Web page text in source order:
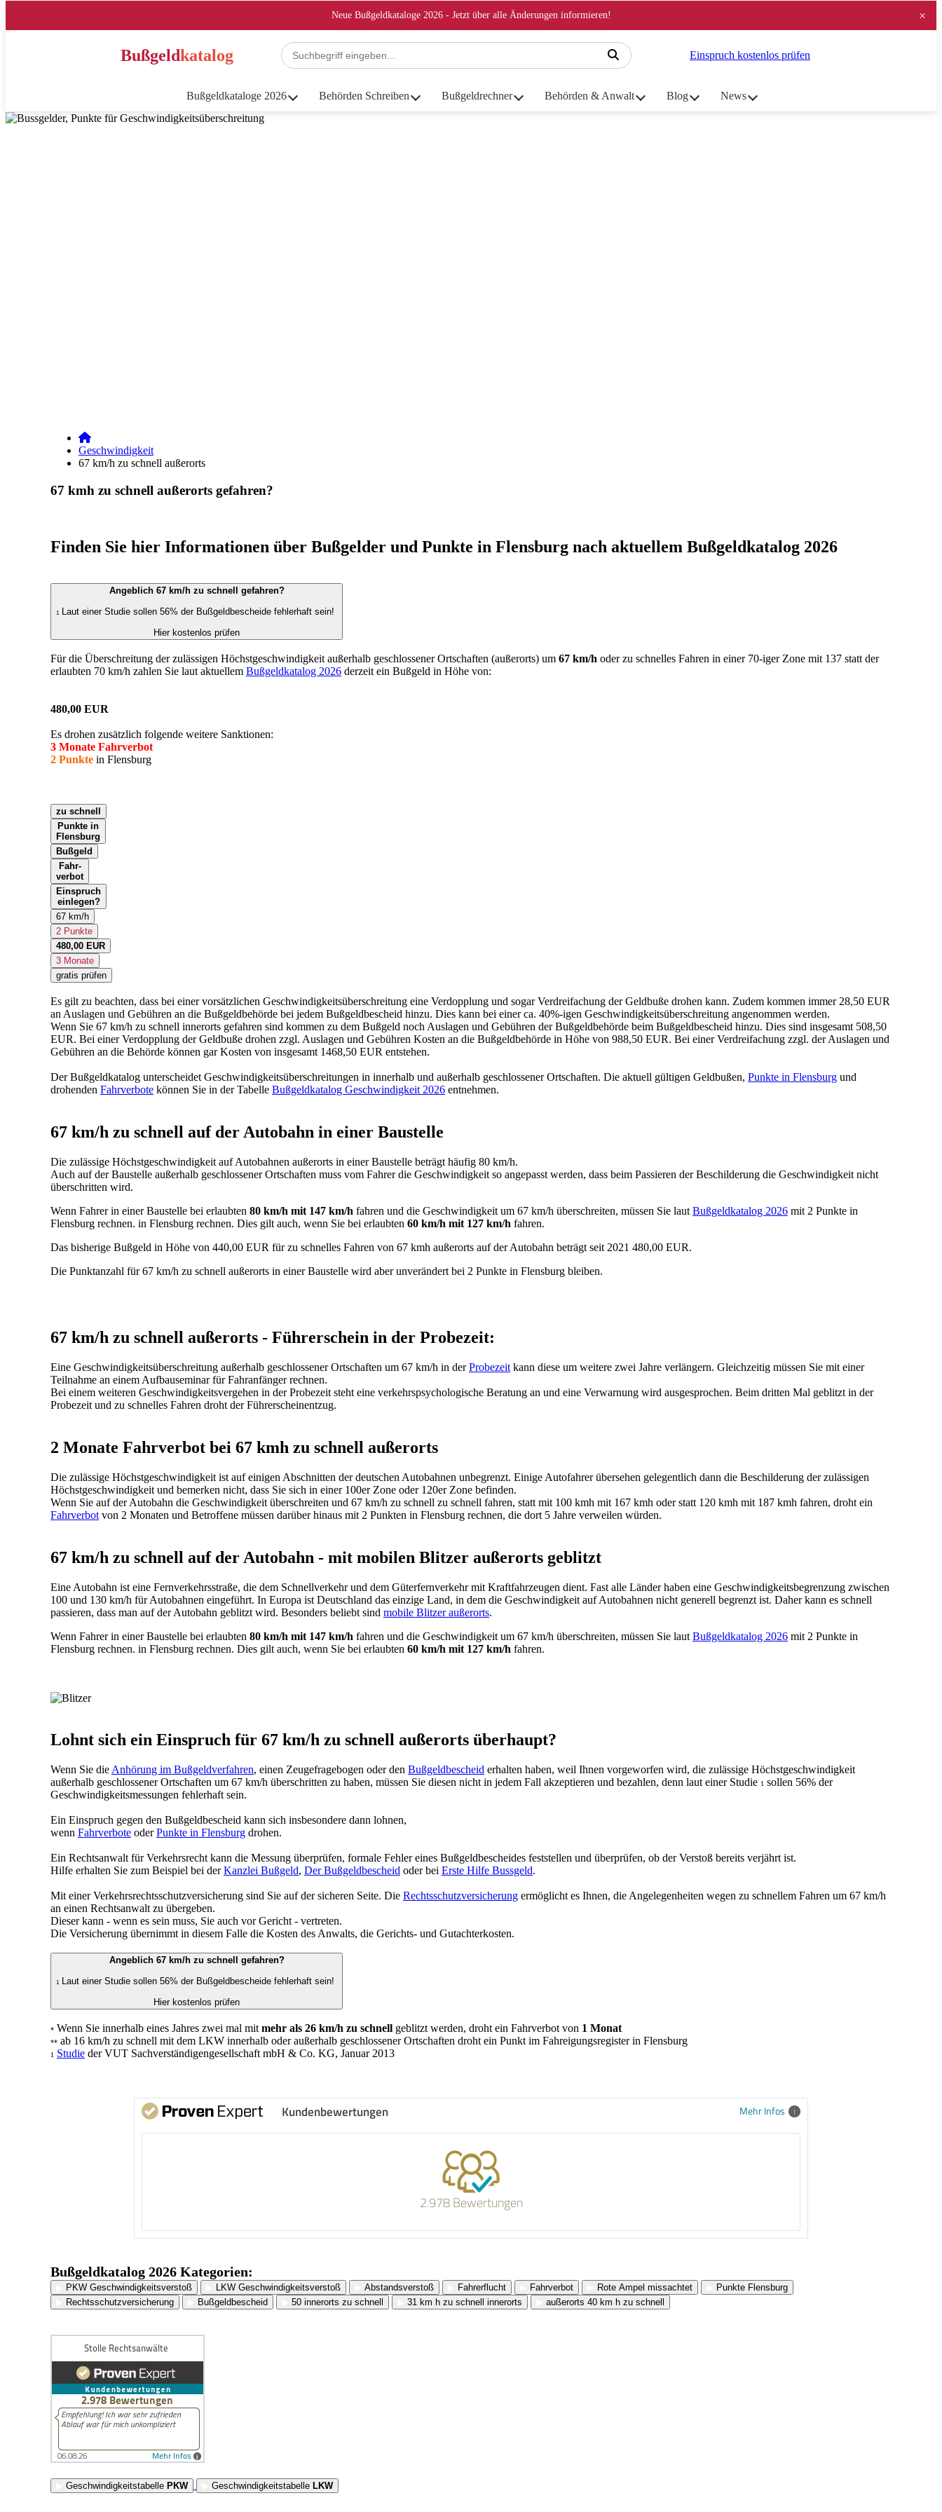
Neue Bußgeldkataloge 2026 - Jetzt über alle Änderungen informieren! ×
Bußgeldkatalog Einspruch kostenlos prüfen
Bußgeldkataloge 2026 Behörden Schreiben Bußgeldrechner Behörden & Anwalt Blog News
Geschwindigkeit
67 km/h zu schnell außerorts
67 kmh zu schnell außerorts gefahren?
Finden Sie hier Informationen über Bußgelder und Punkte in Flensburg nach aktuellem Bußgeldkatalog 2026
Angeblich 67 km/h zu schnell gefahren?
1
Laut einer Studie sollen 56% der Bußgeldbescheide fehlerhaft sein!
Hier kostenlos prüfen
Für die Überschreitung der zulässigen Höchstgeschwindigkeit außerhalb geschlossener Ortschaften (außerorts) um 67 km/h oder zu schnelles Fahren in einer 70-iger Zone mit 137 statt der
erlaubten 70 km/h zahlen Sie laut aktuellem Bußgeldkatalog 2026 derzeit ein Bußgeld in Höhe von:
480,00 EUR
Es drohen zusätzlich folgende weitere Sanktionen:
3 Monate Fahrverbot
2 Punkte in Flensburg
zu schnell
Punkte in
Flensburg
Bußgeld
Fahr-
verbot
Einspruch
einlegen?
67 km/h
2 Punkte
480,00 EUR
3 Monate
gratis prüfen
Es gilt zu beachten, dass bei einer vorsätzlichen Geschwindigkeitsüberschreitung eine Verdopplung und sogar Verdreifachung der Geldbuße drohen kann. Zudem kommen immer 28,50 EUR
an Auslagen und Gebühren an die Bußgeldbehörde bei jedem Bußgeldbescheid hinzu. Dies kann bei einer ca. 40%-igen Geschwindigkeitsüberschreitung angenommen werden.
Wenn Sie 67 km/h zu schnell innerorts gefahren sind kommen zu dem Bußgeld noch Auslagen und Gebühren der Bußgeldbehörde beim Bußgeldbescheid hinzu. Dies sind insgesamt 508,50
EUR. Bei einer Verdopplung der Geldbuße drohen zzgl. Auslagen und Gebühren Kosten an die Bußgeldbehörde in Höhe von 988,50 EUR. Bei einer Verdreifachung zzgl. der Auslagen und
Gebühren an die Behörde können gar Kosten von insgesamt 1468,50 EUR entstehen.
Der Bußgeldkatalog unterscheidet Geschwindigkeitsüberschreitungen in innerhalb und außerhalb geschlossener Ortschaften. Die aktuell gültigen Geldbußen, Punkte in Flensburg und
drohenden Fahrverbote können Sie in der Tabelle Bußgeldkatalog Geschwindigkeit 2026 entnehmen.
67 km/h zu schnell auf der Autobahn in einer Baustelle
Die zulässige Höchstgeschwindigkeit auf Autobahnen außerorts in einer Baustelle beträgt häufig 80 km/h.
Auch auf der Baustelle außerhalb geschlossener Ortschaften muss vom Fahrer die Geschwindigkeit so angepasst werden, dass beim Passieren der Beschilderung die Geschwindigkeit nicht
überschritten wird.
Wenn Fahrer in einer Baustelle bei erlaubten 80 km/h mit 147 km/h fahren und die Geschwindigkeit um 67 km/h überschreiten, müssen Sie laut Bußgeldkatalog 2026 mit 2 Punkte in
Flensburg rechnen. in Flensburg rechnen. Dies gilt auch, wenn Sie bei erlaubten 60 km/h mit 127 km/h fahren.
Das bisherige Bußgeld in Höhe von 440,00 EUR für zu schnelles Fahren von 67 kmh außerorts auf der Autobahn beträgt seit 2021 480,00 EUR.
Die Punktanzahl für 67 km/h zu schnell außerorts in einer Baustelle wird aber unverändert bei 2 Punkte in Flensburg bleiben.
67 km/h zu schnell außerorts - Führerschein in der Probezeit:
Eine Geschwindigkeitsüberschreitung außerhalb geschlossener Ortschaften um 67 km/h in derProbezeit kann diese um weitere zwei Jahre verlängern. Gleichzeitig müssen Sie mit einer
Teilnahme an einem Aufbauseminar für Fahranfänger rechnen.
Bei einem weiteren Geschwindigkeitsvergehen in der Probezeit steht eine verkehrspsychologische Beratung an und eine Verwarnung wird ausgesprochen. Beim dritten Mal geblitzt in der
Probezeit und zu schnelles Fahren droht der Führerscheinentzug.
2 Monate Fahrverbot bei 67 kmh zu schnell außerorts
Die zulässige Höchstgeschwindigkeit ist auf einigen Abschnitten der deutschen Autobahnen unbegrenzt. Einige Autofahrer übersehen gelegentlich dann die Beschilderung der zulässigen
Höchstgeschwindigkeit und bemerken nicht, dass Sie sich in einer 100er Zone oder 120er Zone befinden.
Wenn Sie auf der Autobahn die Geschwindigkeit überschreiten und 67 km/h zu schnell zu schnell fahren, statt mit 100 kmh mit 167 kmh oder statt 120 kmh mit 187 kmh fahren, droht ein
Fahrverbot von 2 Monaten und Betroffene müssen darüber hinaus mit 2 Punkten in Flensburg rechnen, die dort 5 Jahre verweilen würden.
67 km/h zu schnell auf der Autobahn - mit mobilen Blitzer außerorts geblitzt
Eine Autobahn ist eine Fernverkehrsstraße, die dem Schnellverkehr und dem Güterfernverkehr mit Kraftfahrzeugen dient. Fast alle Länder haben eine Geschwindigkeitsbegrenzung zwischen
100 und 130 km/h für Autobahnen eingeführt. In Europa ist Deutschland das einzige Land, in dem die Geschwindigkeit auf Autobahnen nicht generell begrenzt ist. Daher kann es schnell
passieren, dass man auf der Autobahn geblitzt wird. Besonders beliebt sind mobile Blitzer außerorts.
Wenn Fahrer in einer Baustelle bei erlaubten 80 km/h mit 147 km/h fahren und die Geschwindigkeit um 67 km/h überschreiten, müssen Sie laut Bußgeldkatalog 2026 mit 2 Punkte in
Flensburg rechnen. in Flensburg rechnen. Dies gilt auch, wenn Sie bei erlaubten 60 km/h mit 127 km/h fahren.
Lohnt sich ein Einspruch für 67 km/h zu schnell außerorts überhaupt?
Wenn Sie die Anhörung im Bußgeldverfahren, einen Zeugefragebogen oder den Bußgeldbescheid erhalten haben, weil Ihnen vorgeworfen wird, die zulässige Höchstgeschwindigkeit
außerhalb geschlossener Ortschaften um 67 km/h überschritten zu haben, müssen Sie diesen nicht in jedem Fall akzeptieren und bezahlen, denn laut einer Studie 1 sollen 56% der
Geschwindigkeitsmessungen fehlerhaft sein.
Ein Einspruch gegen den Bußgeldbescheid kann sich insbesondere dann lohnen,
wenn Fahrverbote oderPunkte in Flensburg drohen.
Ein Rechtsanwalt für Verkehrsrecht kann die Messung überprüfen, formale Fehler eines Bußgeldbescheides feststellen und überprüfen, ob der Verstoß bereits verjährt ist.
Hilfe erhalten Sie zum Beispiel bei derKanzlei Bußgeld, Der Bußgeldbescheid oder bei Erste Hilfe Bussgeld.
Mit einer Verkehrsrechtsschutzversicherung sind Sie auf der sicheren Seite. Die Rechtsschutzversicherung ermöglicht es Ihnen, die Angelegenheiten wegen zu schnellem Fahren um 67 km/h
an einen Rechtsanwalt zu übergeben.
Dieser kann - wenn es sein muss, Sie auch vor Gericht - vertreten.
Die Versicherung übernimmt in diesem Falle die Kosten des Anwalts, die Gerichts- und Gutachterkosten.
Angeblich 67 km/h zu schnell gefahren?
1
Laut einer Studie sollen 56% der Bußgeldbescheide fehlerhaft sein!
Hier kostenlos prüfen
* Wenn Sie innerhalb eines Jahres zwei mal mit mehr als 26 km/h zu schnell geblitzt werden, droht ein Fahrverbot von 1 Monat
** ab 16 km/h zu schnell mit dem LKW innerhalb oder außerhalb geschlossener Ortschaften droht ein Punkt im Fahreigungsregister in Flensburg
1 Studie der VUT Sachverständigengesellschaft mbH & Co. KG, Januar 2013
Mehr Infos
Kundenbewertungen
2.978 Bewertungen
Bußgeldkatalog 2026 Kategorien:
PKW Geschwindigkeitsverstoß LKW Geschwindigkeitsverstoß Abstandsverstoß Fahrerflucht Fahrverbot Rote Ampel missachtet
Punkte Flensburg
Rechtsschutzversicherung Bußgeldbescheid 50 innerorts zu schnell 31 km h zu schnell innerorts außerorts 40 km h zu schnell
Geschwindigkeitstabelle PKW Geschwindigkeitstabelle LKW